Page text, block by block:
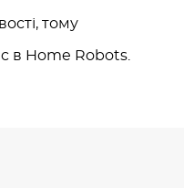
тому
в Home Robots.